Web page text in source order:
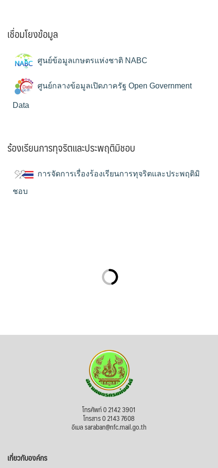
เชื่อมโยงข้อมูล
ศูนย์ข้อมูลเกษตรแห่งชาติ NABC
ศูนย์กลางข้อมูลเปิดภาครัฐ Open Government
Data
ร้องเรียนการทุจริตและประพฤติมิชอบ
การจัดการเรื่องร้องเรียนการทุจริตและประพฤติมิ
ชอบ
โทรศัพท์ 0 2142 3901
โทรสาร 0 2143 7608
อีเมล saraban@nfc.mail.go.th
เกี่ยวกับองค์กร